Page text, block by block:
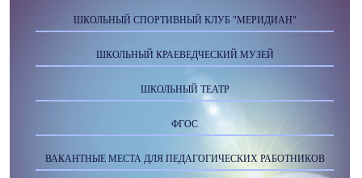
ШКОЛЬНЫЙ СПОРТИВНЫЙ КЛУБ "МЕРИДИАН"
ШКОЛЬНЫЙ КРАЕВЕДЧЕСКИЙ МУЗЕЙ
ШКОЛЬНЫЙ ТЕАТР
ФГОС
ВАКАНТНЫЕ МЕСТА ДЛЯ ПЕДАГОГИЧЕСКИХ РАБОТНИКОВ